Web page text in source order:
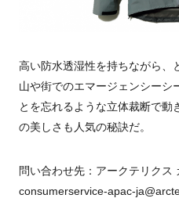
高い防水透湿性を持ちながら、
山や街でのエマージェンシーシ
とを忘れるような立体裁断で動
の美しさも人気の秘訣だ。
問い合わせ先：アークテリク
consumerservice-apac-